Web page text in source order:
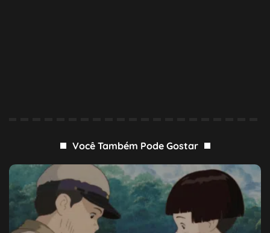
Você Também Pode Gostar